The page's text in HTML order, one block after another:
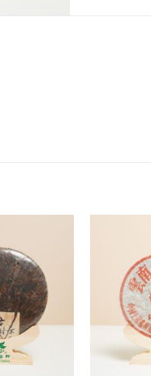
Add to
wishlist